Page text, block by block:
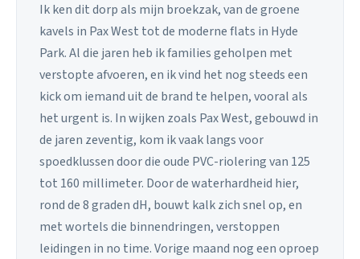
Ik ken dit dorp als mijn broekzak, van de groene
kavels in Pax West tot de moderne flats in Hyde
Park. Al die jaren heb ik families geholpen met
verstopte afvoeren, en ik vind het nog steeds een
kick om iemand uit de brand te helpen, vooral als
het urgent is. In wijken zoals Pax West, gebouwd in
de jaren zeventig, kom ik vaak langs voor
spoedklussen door die oude PVC-riolering van 125
tot 160 millimeter. Door de waterhardheid hier,
rond de 8 graden dH, bouwt kalk zich snel op, en
met wortels die binnendringen, verstoppen
leidingen in no time. Vorige maand nog een oproep